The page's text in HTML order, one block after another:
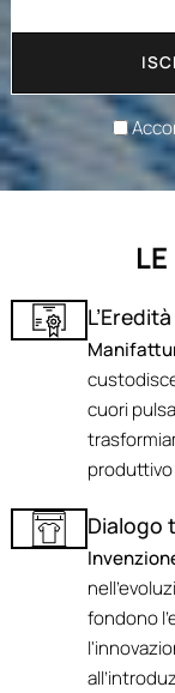
cuori
Dialogo
fondono